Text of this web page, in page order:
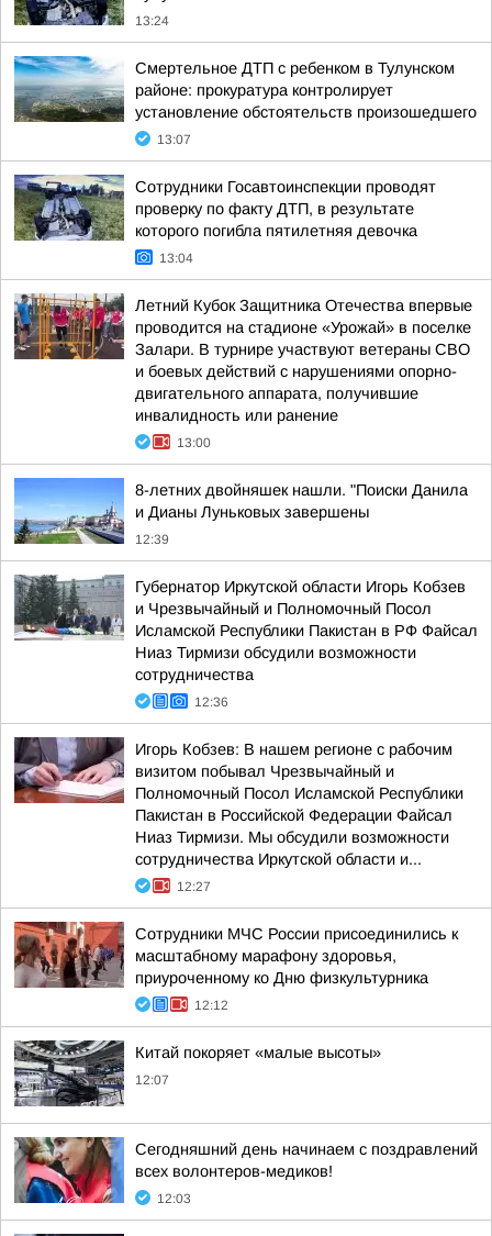
13:24
Смертельное ДТП с ребенком в Тулунском
районе: прокуратура контролирует
установление обстоятельств произошедшего
13:07
Сотрудники Госавтоинспекции проводят
проверку по факту ДТП, в результате
которого погибла пятилетняя девочка
13:04
Летний Кубок Защитника Отечества впервые
проводится на стадионе «Урожай» в поселке
Залари. В турнире участвуют ветераны СВО
и боевых действий с нарушениями опорно-
двигательного аппарата, получившие
инвалидность или ранение
13:00
8-летних двойняшек нашли. "Поиски Данила
и Дианы Луньковых завершены
12:39
Губернатор Иркутской области Игорь Кобзев
и Чрезвычайный и Полномочный Посол
Исламской Республики Пакистан в РФ Файсал
Ниаз Тирмизи обсудили возможности
сотрудничества
12:36
Игорь Кобзев: В нашем регионе с рабочим
визитом побывал Чрезвычайный и
Полномочный Посол Исламской Республики
Пакистан в Российской Федерации Файсал
Ниаз Тирмизи. Мы обсудили возможности
сотрудничества Иркутской области и...
12:27
Сотрудники МЧС России присоединились к
масштабному марафону здоровья,
приуроченному ко Дню физкультурника
12:12
Китай покоряет «малые высоты»
12:07
Сегодняшний день начинаем с поздравлений
всех волонтеров-медиков!
12:03